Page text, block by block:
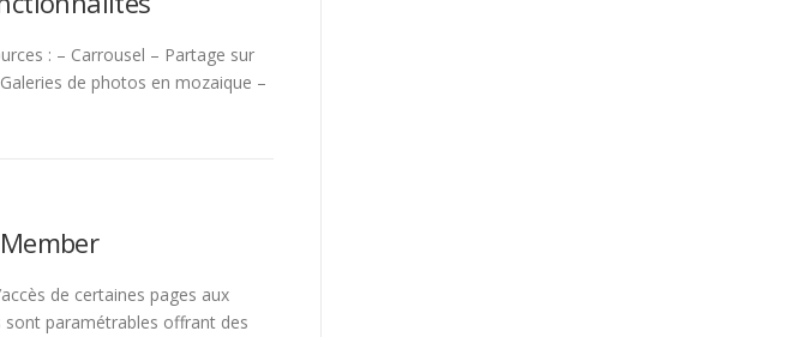
: – Carrousel – Partage sur
de photos en mozaique –
de certaines pages aux
sont paramétrables offrant des